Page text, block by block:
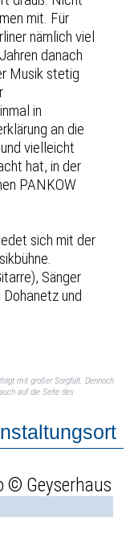
mit. Für
nämlich viel
danach
Musik stetig
in
an die
vielleicht
hat, in der
PANKOW
sich mit der
Sänger
und
mit großer Sorgfalt. Dennoch
auf die Seite des